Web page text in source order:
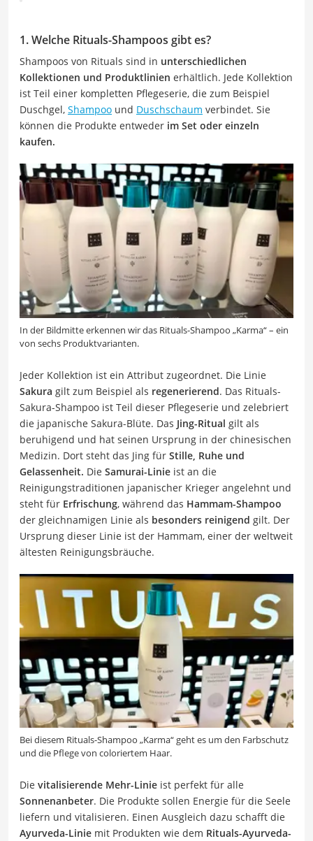
1. Welche Rituals-Shampoos gibt es?
Shampoos von Rituals sind in unterschiedlichen
Kollektionen und Produktlinien erhältlich. Jede Kollektion
ist Teil einer kompletten Pflegeserie, die zum Beispiel
Duschgel, Shampoo und Duschschaum verbindet. Sie
können die Produkte entweder im Set oder einzeln
kaufen.
In der Bildmitte erkennen wir das Rituals-Shampoo „Karma“ – ein
von sechs Produktvarianten.
Jeder Kollektion ist ein Attribut zugeordnet. Die Linie
Sakura gilt zum Beispiel als regenerierend. Das Rituals-
Sakura-Shampoo ist Teil dieser Pflegeserie und zelebriert
die japanische Sakura-Blüte. Das Jing-Ritual gilt als
beruhigend und hat seinen Ursprung in der chinesischen
Medizin. Dort steht das Jing für Stille, Ruhe und
Gelassenheit. Die Samurai-Linie ist an die
Reinigungstraditionen japanischer Krieger angelehnt und
steht für Erfrischung, während das Hammam-Shampoo
der gleichnamigen Linie als besonders reinigend gilt. Der
Ursprung dieser Linie ist der Hammam, einer der weltweit
ältesten Reinigungsbräuche.
Bei diesem Rituals-Shampoo „Karma“ geht es um den Farbschutz
und die Pflege von coloriertem Haar.
Die vitalisierende Mehr-Linie ist perfekt für alle
Sonnenanbeter. Die Produkte sollen Energie für die Seele
liefern und vitalisieren. Einen Ausgleich dazu schafft die
Ayurveda-Linie mit Produkten wie dem Rituals-Ayurveda-